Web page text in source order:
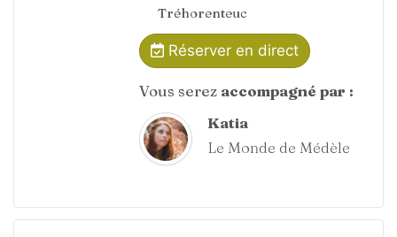
Tréhorenteuc
Réserver en direct
Vous serez accompagné par :
Katia
Le Monde de Médèle